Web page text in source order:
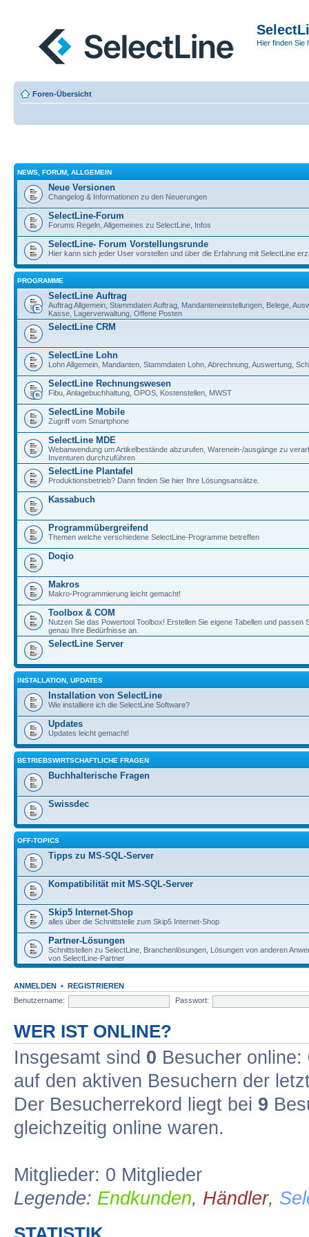
Hier finden Sie
Foren-Übersicht
NEWS, FORUM, ALLGEMEIN
Neue Versionen
Changelog & Informationen zu den Neuerungen
SelectLine-Forum
Forums Regeln, Allgemeines zu SelectLine, Infos
SelectLine- Forum Vorstellungsrunde
Hier kann sich jeder User vorstellen und über die Erfahrung mit SelectLine
PROGRAMME
SelectLine Auftrag
Auftrag Allgemein, Stammdaten Auftrag, Mandanteneinstellungen, Belege,
Kasse, Lagerverwaltung, Offene Posten
SelectLine CRM
SelectLine Lohn
Lohn Allgemein, Mandanten, Stammdaten Lohn, Abrechnung, Auswertung,
SelectLine Rechnungswesen
Fibu, Anlagebuchhaltung, OPOS, Kostenstellen, MWST
SelectLine Mobile
Zugriff vom Smartphone
SelectLine MDE
Webanwendung um Artikelbestände abzurufen, Warenein-/ausgänge zu
Inventuren durchzuführen
SelectLine Plantafel
Produktionsbetrieb? Dann finden Sie hier Ihre Lösungsansätze.
Kassabuch
Programmübergreifend
Themen welche verschiedene SelectLine-Programme betreffen
Doqio
Makros
Makro-Programmierung leicht gemacht!
Toolbox & COM
Nutzen Sie das Powertool Toolbox! Erstellen Sie eigene Tabellen und passen
genau Ihre Bedürfnisse an.
SelectLine Server
INSTALLATION, UPDATES
Installation von SelectLine
Wie installiere ich die SelectLine Software?
Updates
Updates leicht gemacht!
BETRIEBSWIRTSCHAFTLICHE FRAGEN
Buchhalterische Fragen
Swissdec
OFF-TOPICS
Tipps zu MS-SQL-Server
Kompatibilität mit MS-SQL-Server
Skip5 Internet-Shop
alles über die Schnittstelle zum Skip5 Internet-Shop
Partner-Lösungen
Schnittstellen zu SelectLine, Branchenlösungen, Lösungen von anderen
von SelectLine-Partner
ANMELDEN • REGISTRIEREN
Benutzername:
Passwort:
WER IST ONLINE?
Insgesamt sind 0 Besucher
auf den aktiven Besuchern der
Der Besucherrekord liegt bei 9
gleichzeitig online waren.
Mitglieder: 0 Mitglieder
Legende: Endkunden, Händler,